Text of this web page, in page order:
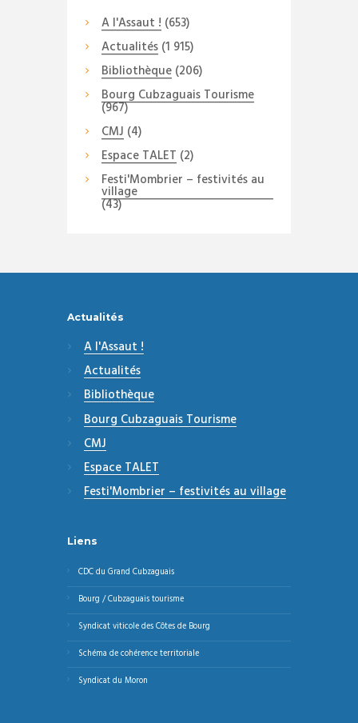
A l'Assaut ! (653)
Actualités(1 915)
Bibliothèque(206)
Bourg Cubzaguais Tourisme
(967)
CMJ (4)
Espace TALET (2)
Festi'Mombrier – festivités au
village
(43)
Actualités
A l'Assaut !
Actualités
Bibliothèque
Bourg Cubzaguais Tourisme
CMJ
Espace TALET
Festi'Mombrier – festivités au village
Liens
CDC du Grand Cubzaguais
Bourg / Cubzaguais tourisme
Syndicat viticole des Côtes de Bourg
Schéma de cohérence territoriale
Syndicat du Moron